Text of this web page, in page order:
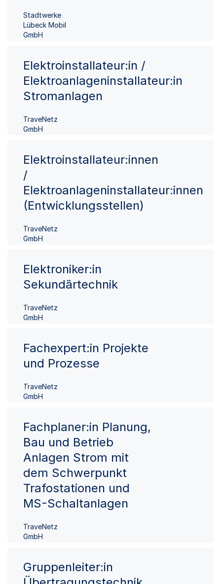
Stadtwerke
Lübeck Mobil
GmbH
Elektroinstallateur:in /
Elektroanlageninstallateur:in
Stromanlagen
TraveNetz
GmbH
Elektroinstallateur:innen
/
Elektroanlageninstallateur:innen
(Entwicklungsstellen)
TraveNetz
GmbH
Elektroniker:in
Sekundärtechnik
TraveNetz
GmbH
Fachexpert:in Projekte
und Prozesse
TraveNetz
GmbH
Fachplaner:in Planung,
Bau und Betrieb
Anlagen Strom mit
dem Schwerpunkt
Trafostationen und
MS-Schaltanlagen
TraveNetz
GmbH
Gruppenleiter:in